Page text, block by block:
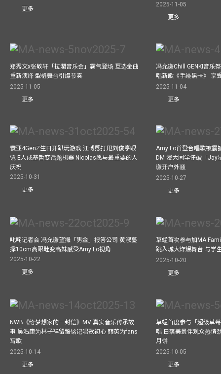
更多
2025-11-05
更多
郑秀文x张敬轩「拉濶音乐会」霸气登场 互选金曲
重新演绎 型格舞台引爆节奏
2025-11-05
更多
冯允谦Chill GENKI音乐
唱新歌《手绘黑卡》 享
2025-11-04
更多
寰亚4GenZ生日开趴玩游戏 江博熙打甩刘俊亨眼
镜 E人成基哲变话题机器 Nicolas愿与最重要的人
庆祝
2025-10-31
更多
Amy Lo首登台唱歌被震
DM 浸大同学仔破「Jay
谦开户外骚
2025-10-27
更多
叱咤记者会 冯允谦望攞「男金」报答公司 黄淑蔓
撑10cm高跟鞋变高妹感受Amy Lo视角
2025-10-22
更多
草蜢首次参与加MA
跳入城大炸爆舞台 与学
2025-10-20
更多
NWB《给梦想家的一封信》MV 真实音乐传承故
事 吴浩康为林子祥留鬚铭记唱歌初心 丽英为fans
写歌
2025-10-14
更多
草蜢首度参与「超级草
唱 日落美景伴观众热情
月饼
2025-10-05
更多